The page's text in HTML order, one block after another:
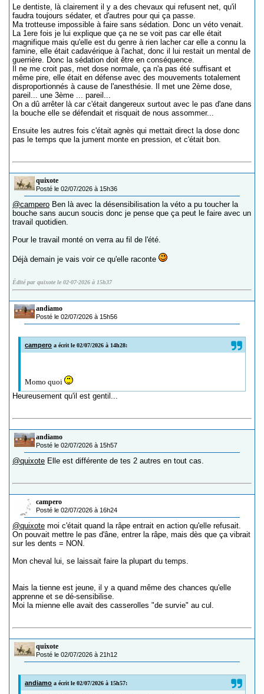
Le dentiste, là clairement il y a des chevaux qui refusent net, qu'il
faudra toujours sédater, et d'autres pour qui ça passe.
Ma trotteuse impossible à faire sans sédation. Donc un véto venait.
La 1ere fois je lui explique que ça ne se voit pas car elle était
magnifique mais qu'elle est du genre à rien lacher car elle a connu la
famine, elle était cadavérique à l'achat, donc il lui restait un mental de
guerrière. Donc la sédation doit être en conséquence.
Il ne me croit pas, met dose normale, ça n'a pas été suffisant et
même pire, elle était en défense avec des mouvements totalement
disproportionnés à cause de l'anesthésie. Il met une 2ème dose,
pareil... une 3ème ... pareil...
On a dû arrêter là car c'était dangereux surtout avec le pas d'ane dans
la bouche elle se défendait et risquait de nous assommer...
Ensuite les autres fois c'était agnès qui mettait direct la dose donc
pas le temps que la jument monte en pression, et c'était bon.
quixote
Posté le 02/07/2026 à 15h36
@campero Ben là avec la désensibilisation la véto a pu toucher la
bouche sans aucun soucis donc je pense que ça peut le faire avec un
travail quotidien.
Pour le travail monté on verra au fil de l'été.
Déjà demain je vais voir ce qu'elle raconte
Édité par quixote le 02-07-2026 à 15h37
andiamo
Posté le 02/07/2026 à 15h56
campero a écrit le 02/07/2026 à 14h28:
Momo quoi
Heureusement qu'il est gentil...
andiamo
Posté le 02/07/2026 à 15h57
@quixote Elle est différente de tes 2 autres en tout cas.
campero
Posté le 02/07/2026 à 16h24
@quixote moi c'était quand la râpe entrait en action qu'elle refusait.
On pouvait mettre le pas d'âne, entrer la râpe, mais dès que ça vibrait
sur les dents = NON.
Mon cheval lui, se laissait faire la plupart du temps.
Mais la tienne est jeune, il y a quand même des chances qu'elle
apprenne et se dé-sensibilise.
Moi la mienne elle avait des casserolles "de survie" au cul.
quixote
Posté le 02/07/2026 à 21h12
andiamo a écrit le 02/07/2026 à 15h57: